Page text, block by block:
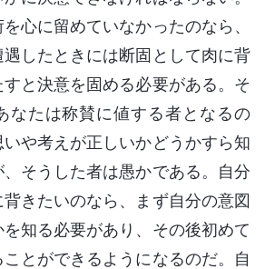
心に留めていなかったのなら、
したときには断固として肉に背
と決意を固める必要がある。そ
なたは称賛に値する者となるの
や考えが正しいかどうかすら知
そうした者は愚かである。自分
きたいのなら、まず自分の意図
知る必要があり、その後初めて
とができるようになるのだ。自